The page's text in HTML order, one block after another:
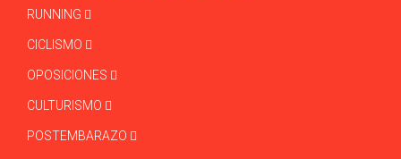
RUNNING
CICLISMO
OPOSICIONES
CULTURISMO
POSTEMBARAZO